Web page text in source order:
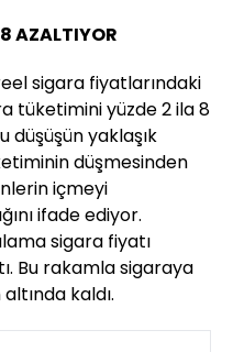
AZALTIYOR
sigara fiyatlarındaki
tüketimini yüzde 2 ila 8
düşüşün yaklaşık
düşmesinden
içmeyi
ifade ediyor.
sigara fiyatı
Bu rakamla sigaraya
kaldı.